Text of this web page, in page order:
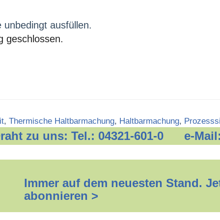
ausfüllen.
geschlossen.
, Thermische Haltbarmachung, Haltbarmachung,
zu uns: Tel.: 04321-601-0 e-
Immer auf dem neuesten Stand.
abonnieren >